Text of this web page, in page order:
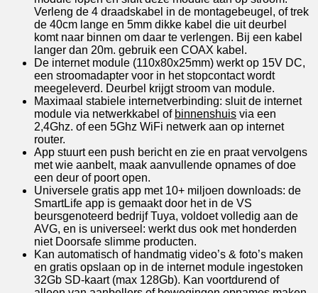
Verleng de 4 draadskabel in de montagebeugel, of trek
de 40cm lange en 5mm dikke kabel die uit deurbel
komt naar binnen om daar te verlengen. Bij een kabel
langer dan 20m. gebruik een COAX kabel.
De internet module (110x80x25mm) werkt op 15V DC,
een stroomadapter voor in het stopcontact wordt
meegeleverd. Deurbel krijgt stroom van module.
Maximaal stabiele internetverbinding: sluit de internet
module via netwerkkabel of binnenshuis via een
2,4Ghz. of een 5Ghz WiFi netwerk aan op internet
router.
App stuurt een push bericht en zie en praat vervolgens
met wie aanbelt, maak aanvullende opnames of doe
een deur of poort open.
Universele gratis app met 10+ miljoen downloads: de
SmartLife app is gemaakt door het in de VS
beursgenoteerd bedrijf Tuya, voldoet volledig aan de
AVG, en is universeel: werkt dus ook met honderden
niet Doorsafe slimme producten.
Kan automatisch of handmatig video’s & foto’s maken
en gratis opslaan op in de internet module ingestoken
32Gb SD-kaart (max 128Gb). Kan voortdurend of